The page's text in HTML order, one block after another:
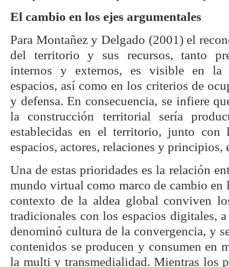
El cambio en los ejes argumentales
Para Montañez y Delgado (2001) el
del territorio y sus recursos, tanto
internos y externos, es visible en la
espacios, así como en los criterios de
y defensa. En consecuencia, se infiere
la construcción territorial sería
establecidas en el territorio, junto
espacios, actores, relaciones y principios,
Una de estas prioridades es la relación
mundo virtual como marco de cambio en
contexto de la aldea global conviven
tradicionales con los espacios digitales,
denominó cultura de la convergencia, y
contenidos se producen y consumen en
la multi y transmedialidad. Mientras los